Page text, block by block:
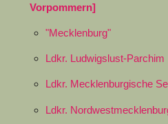
Vorpommern]
"Mecklenburg"
Ldkr. Ludwigslust-Parchim
Ldkr. Mecklenburgische
Ldkr.